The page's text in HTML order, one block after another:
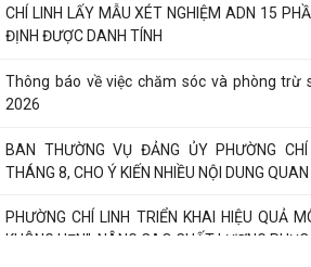
CHÍ LINH LẤY MẪU XÉT NGHIỆM ADN 15
ĐỊNH ĐƯỢC DANH TÍNH
Thông báo về việc chăm sóc và phòng trừ
2026
BAN THƯỜNG VỤ ĐẢNG ỦY PHƯỜNG
THÁNG 8, CHO Ý KIẾN NHIỀU NỘI DUNG
PHƯỜNG CHÍ LINH TRIỂN KHAI HIỆU QUẢ
KHÔNG HẸN", NÂNG CAO CHẤT LƯỢNG PHỤC